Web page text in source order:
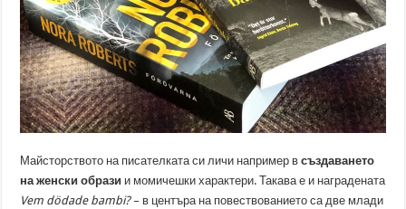
Майсторството на писателката си личи например всъздаването
на женски образи и момичешки характери. Такава е и наградената
Vem dödade bambi?– в центъра на повествованието са две млади